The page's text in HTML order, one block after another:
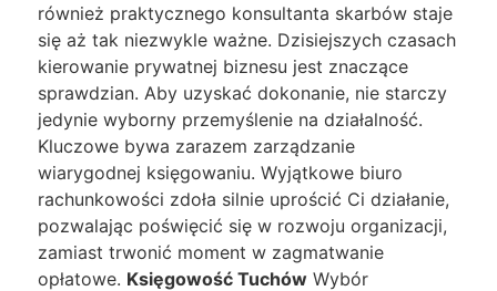
również praktycznego konsultanta skarbów staje
się aż tak niezwykle ważne. Dzisiejszych czasach
kierowanie prywatnej biznesu jest znaczące
sprawdzian. Aby uzyskać dokonanie, nie starczy
jedynie wyborny przemyślenie na działalność.
Kluczowe bywa zarazem zarządzanie
wiarygodnej księgowaniu. Wyjątkowe biuro
rachunkowości zdoła silnie uprościć Ci działanie,
pozwalając poświęcić się w rozwoju organizacji,
zamiast trwonić moment w zagmatwanie
opłatowe. Księgowość Tuchów Wybór